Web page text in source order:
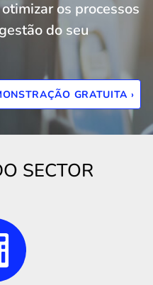
os processos
do seu
GRATUITA ›
SECTOR